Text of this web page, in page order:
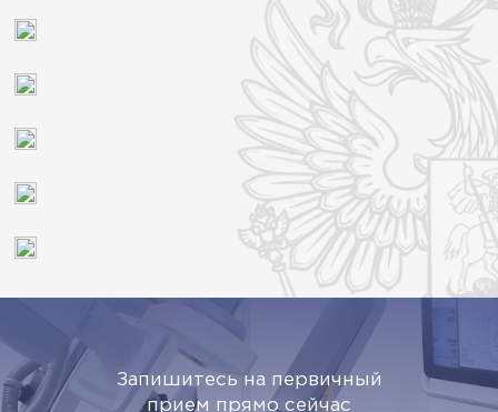
Запишитесь на первичный
прием прямо сейчас